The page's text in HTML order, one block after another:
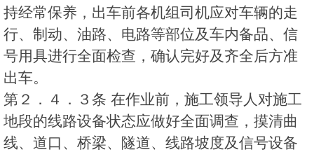
持经常保养，出车前各机组司机应对车辆的走
行、制动、油路、电路等部位及车内备品、信
号用具进行全面检查，确认完好及齐全后方准
出车。
第２．４．３条 在作业前，施工领导人对施工
地段的线路设备状态应做好全面调查，摸清曲
线、道口、桥梁、隧道、线路坡度及信号设备